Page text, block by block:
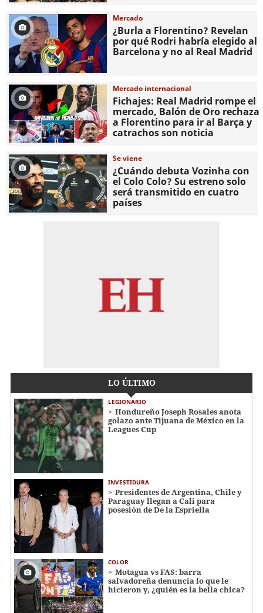
Mercado
¿Burla a Florentino? Revelan
por qué Rodri habría elegido al
Barcelona y no al Real Madrid
Mercado internacional
Fichajes: Real Madrid rompe el
mercado, Balón de Oro rechaza
a Florentino para ir al Barça y
catrachos son noticia
Se viene
¿Cuándo debuta Vozinha con
el Colo Colo? Su estreno solo
será transmitido en cuatro
países
LO ÚLTIMO
LEGIONARIO
Hondureño Joseph Rosales anota
golazo ante Tijuana de México en la
Leagues Cup
INVESTIDURA
Presidentes de Argentina, Chile y
Paraguay llegan a Cali para
posesión de De la Espriella
COLOR
Motagua vs FAS: barra
salvadoreña denuncia lo que le
hicieron y, ¿quién es la bella chica?